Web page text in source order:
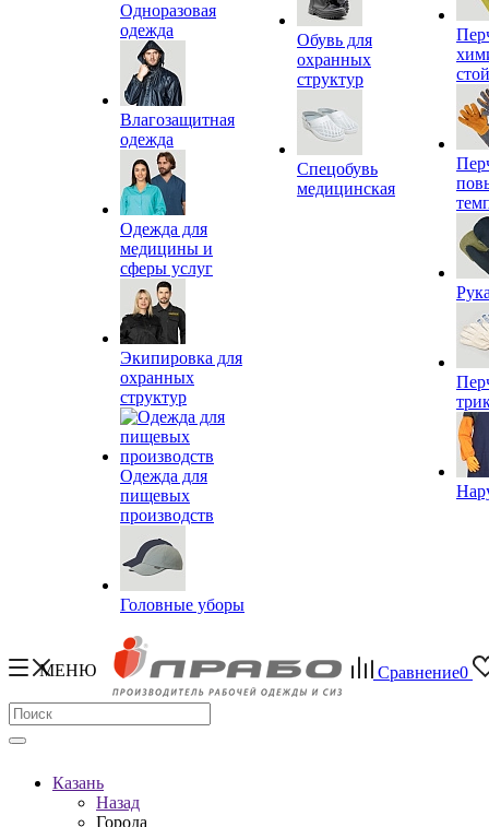
Одноразовая
одежда
Влагозащитная
одежда
Одежда для
медицины и
сферы услуг
Экипировка для
охранных
структур
Одежда для
пищевых
производств
Головные уборы
Обувь для
охранных
структур
Спецобувь
медицинская
МЕНЮ Сравнение0
Казань
Назад
Города